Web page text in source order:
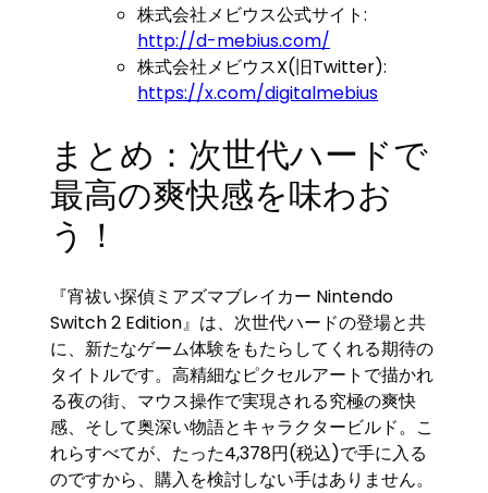
株式会社メビウス公式サイト:
http://d-mebius.com/
株式会社メビウスX(旧Twitter):
https://x.com/digitalmebius
まとめ：次世代ハードで
最高の爽快感を味わお
う！
『宵祓い探偵ミアズマブレイカー Nintendo
Switch 2 Edition』は、次世代ハードの登場と共
に、新たなゲーム体験をもたらしてくれる期待の
タイトルです。高精細なピクセルアートで描かれ
る夜の街、マウス操作で実現される究極の爽快
感、そして奥深い物語とキャラクタービルド。こ
れらすべてが、たった4,378円(税込)で手に入る
のですから、購入を検討しない手はありません。